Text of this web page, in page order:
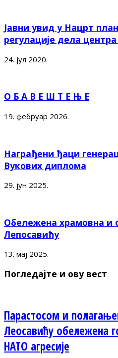
Јавни увид у Нацрт
регулације дела
24. јул 2020.
О Б А В Е Ш Т Е Њ Е
19. фебруар 2026.
Награђени ђаци
Вукових диплома
29. јун 2025.
Обележена храмовна и
Лепосавићу
13. мај 2025.
Погледајте и ову вест
Парастосом и
Леосавићу обележена
НАТО агресије